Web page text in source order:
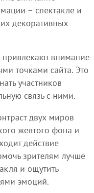
– спектакле и
декоративных
внимание
точками сайта. Это
участников
связь с ними.
двух миров
желтого фона и
действие
зрителям лучше
и ощутить
эмоций.